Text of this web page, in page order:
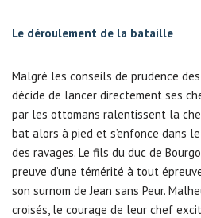
Le déroulement de la bataille
Malgré les conseils de prudence des
décide de lancer directement ses
par les ottomans ralentissent la
bat alors à pied et s’enfonce dans
des ravages. Le fils du duc de
preuve d’une témérité à tout
son surnom de Jean sans Peur.
croisés, le courage de leur chef